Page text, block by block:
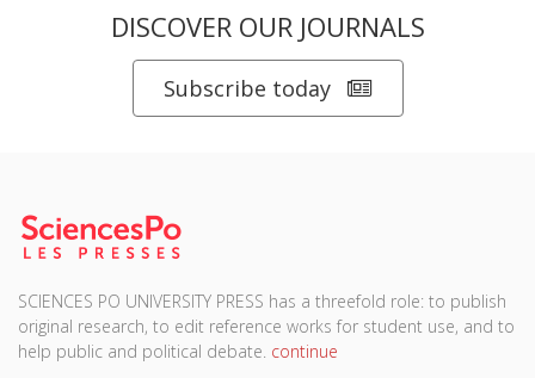
DISCOVER OUR JOURNALS
Subscribe today
SCIENCES PO UNIVERSITY PRESS has a threefold role: to publish
original research, to edit reference works for student use, and to
help public and political debate. continue